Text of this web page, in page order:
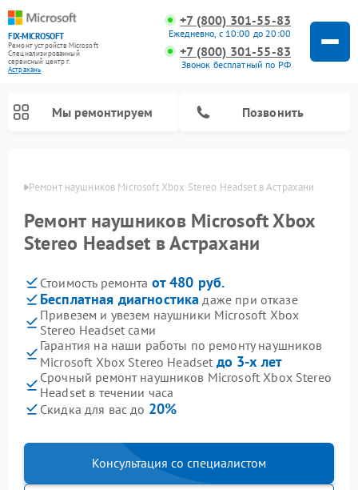
FIX-MICROSOFT
Ремонт устройств Microsoft
Специализированный
cервисный центр г.
Астрахань
+7 (800) 301-55-83
Ежедневно, с 10:00 до 20:00
+7 (800) 301-55-83
Звонок бесплатный по РФ
Мы ремонтируем Позвонить
Ремонт наушников Microsoft Xbox Stereo Headset в Астрахани
Ремонт наушников Microsoft Xbox
Stereo Headset в Астрахани
Стоимость ремонта от 480 руб.
Бесплатная диагностика даже при отказе
Привезем и увезем наушники Microsoft Xbox
Stereo Headset сами
Гарантия на наши работы по ремонту наушников
Microsoft Xbox Stereo Headset до 3-х лет
Срочный ремонт наушников Microsoft Xbox Stereo
Headset в течении часа
Скидка для вас до 20%
Консультация со специалистом